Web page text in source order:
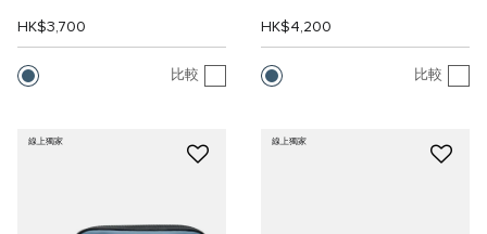
HK$3,700
比較
HK$4,200
比較
線上獨家 線上獨家